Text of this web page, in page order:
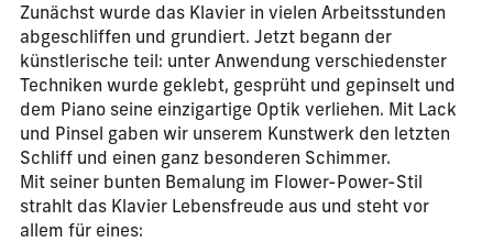
Zunächst wurde das Klavier in vielen Arbeitsstunden
abgeschliffen und grundiert. Jetzt begann der
künstlerische teil: unter Anwendung verschiedenster
Techniken wurde geklebt, gesprüht und gepinselt und
dem Piano seine einzigartige Optik verliehen. Mit Lack
und Pinsel gaben wir unserem Kunstwerk den letzten
Schliff und einen ganz besonderen Schimmer.
Mit seiner bunten Bemalung im Flower-Power-Stil
strahlt das Klavier Lebensfreude aus und steht vor
allem für eines: